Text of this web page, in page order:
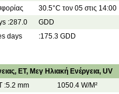
30.5°C τον 05 στις 14:00
:287.0
GDD
days
:175.3 GDD
ET, Μεγ Ηλιακή Ενέργεια, UV
:5.2 mm 1050.4 W/M²